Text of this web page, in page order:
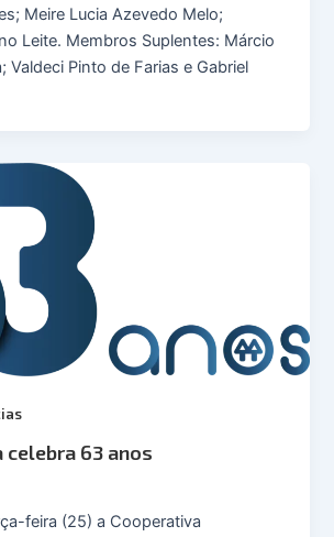
Meire Lucia Azevedo Melo;
Leite. Membros Suplentes: Márcio
Valdeci Pinto de Farias e Gabriel
celebra 63 anos
feira (25) a Cooperativa